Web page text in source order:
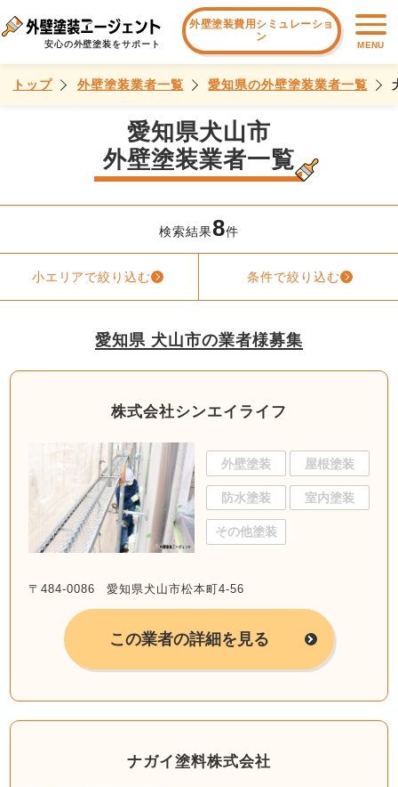
安心の外壁塗装をサポート
外壁塗装費用シミュレーショ
ン
MENU
トップ 外壁塗装業者一覧 愛知県の外壁塗装業者一覧
愛知県犬山市
外壁塗装業者一覧
検索結果8件
小エリアで絞り込む 条件で絞り込む
愛知県 犬山市の業者様募集
株式会社シンエイライフ
外壁塗装 屋根塗装
防水塗装 室内塗装
その他塗装
〒484-0086 愛知県犬山市松本町4-56
この業者の詳細を見る
ナガイ塗料株式会社